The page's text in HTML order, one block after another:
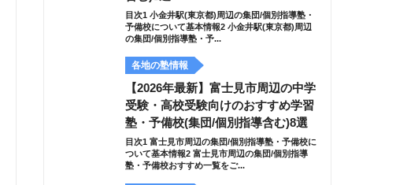
目次1 小金井駅(東京都)周辺の集団/個別指導塾・
予備校について基本情報2 小金井駅(東京都)周辺
の集団/個別指導塾・予...
各地の塾情報
【2026年最新】富士見市周辺の中学
受験・高校受験向けのおすすめ学習
塾・予備校(集団/個別指導含む)8選
目次1 富士見市周辺の集団/個別指導塾・予備校に
ついて基本情報2 富士見市周辺の集団/個別指導
塾・予備校おすすめ一覧をご...